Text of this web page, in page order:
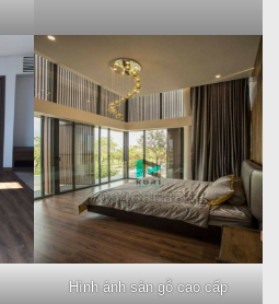
Hình ảnh sàn gỗ cao cấp